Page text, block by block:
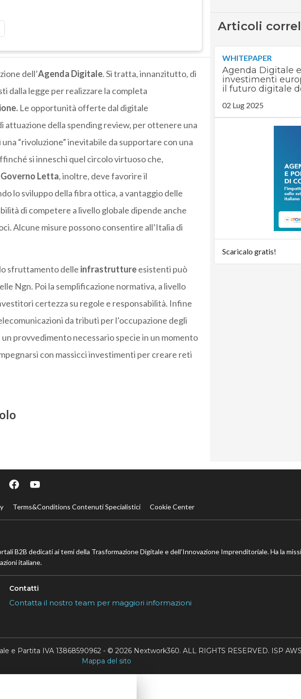
dell’Agenda Digitale. Si tratta, innanzitutto, di
dalla legge per realizzare la completa
Le opportunità offerte dal digitale
della spending review, per ottenere una
“rivoluzione” inevitabile da supportare con una
si inneschi quel circolo virtuoso che,
Governo Letta, inoltre, deve favorire il
lo sviluppo della fibra ottica, a vantaggio delle
di competere a livello globale dipende anche
Alcune misure possono consentire all’Italia di
sfruttamento delle infrastruttureesistenti può
Ngn. Poi la semplificazione normativa, a livello
certezza su regole e responsabilità. Infine
da tributi per l’occupazione degli
provvedimento necessario specie in un momento
con massicci investimenti per creare reti
Articoli
WHITEPAPER
Agenda Digitale
investimenti
il futuro digitale
02 Lug 2025
Scaricalo gratis!
Terms&Conditions Contenuti Specialistici Cookie Center
B2B dedicati ai temi della Trasformazione Digitale e dell’Innovazione Imprenditoriale. Ha la
italiane.
Contatti
Contatta il nostro team per maggiori informazioni
e Partita IVA 13868590962 - © 2026 Nextwork360. ALL RIGHTS RESERVED. ISP AWS
Mappa del sito